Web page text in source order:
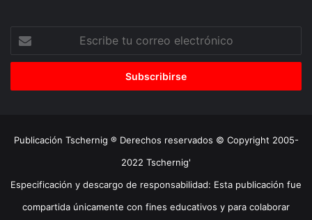
correo
Publicación Tschernig ® Derechos reservados © Copyright 2005-
2022 Tschernig'
Especificación y descargo de responsabilidad: Esta publicación fue
compartida únicamente con fines educativos y para colaborar